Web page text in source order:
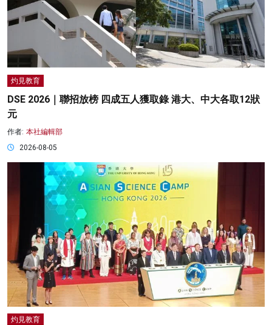
灼見教育
DSE 2026｜聯招放榜 四成五人獲取錄 港大、中大各取12狀
元
作者: 本社編輯部
2026-08-05
灼見教育